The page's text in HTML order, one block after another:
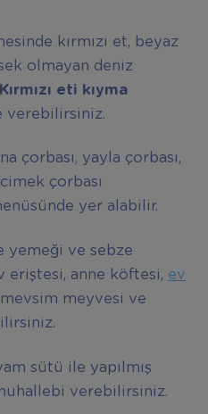
kırmızı et, beyaz
olmayan deniz
Kırmızı eti kıyma
verebilirsiniz.
çorbası, yayla çorbası,
çorbası
yer alabilir.
yemeği ve sebze
eriştesi, anne köftesi, ev
meyvesi ve
sütü ile yapılmış
verebilirsiniz.